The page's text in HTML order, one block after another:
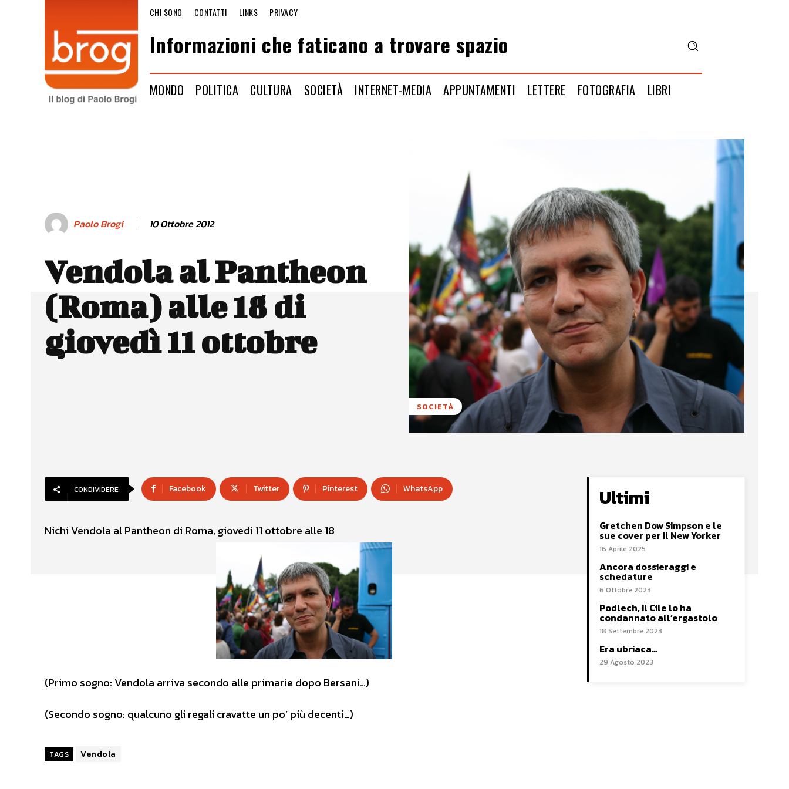
CHI SONO CONTATTI LINKS PRIVACY
Informazioni che faticano a trovare spazio
MONDO POLITICA CULTURA SOCIETÀ INTERNET-MEDIA APPUNTAMENTI LETTERE FOTOGRAFIA LIBRI
Paolo Brogi 10 Ottobre 2012
Vendola al Pantheon
(Roma) alle 18 di
giovedì 11 ottobre
SOCIETÀ
CONDIVIDERE Facebook Twitter Pinterest WhatsApp
Nichi Vendola al Pantheon di Roma, giovedì 11 ottobre alle 18
(Primo sogno: Vendola arriva secondo alle primarie dopo Bersani…)
(Secondo sogno: qualcuno gli regali cravatte un po’ più decenti…)
TAGS Vendola
Ultimi
Gretchen Dow Simpson e le
sue cover per il New Yorker
16 Aprile 2025
Ancora dossieraggi e
schedature
6 Ottobre 2023
Podlech, il Cile lo ha
condannato all’ergastolo
18 Settembre 2023
Era ubriaca…
29 Agosto 2023